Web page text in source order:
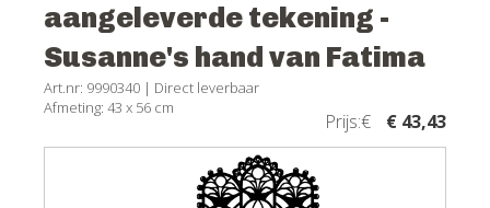
aangeleverde tekening -
Susanne's hand van Fatima
Art.nr: 9990340 | Direct leverbaar
Afmeting: 43 x 56 cm
Prijs:€ € 43,43